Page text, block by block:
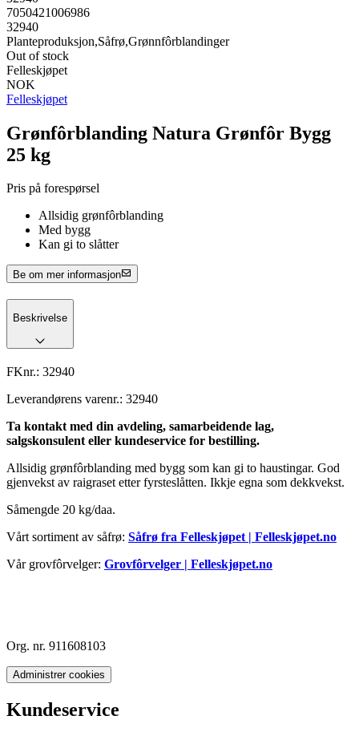
7050421006986
32940
Planteproduksjon,Såfrø,Grønnfôrblandinger
Out of stock
Felleskjøpet
NOK
Felleskjøpet
Grønfôrblanding Natura Grønfôr Bygg
25 kg
Pris på forespørsel
Allsidig grønfôrblanding
Med bygg
Kan gi to slåtter
Be om mer informasjon
Beskrivelse
FKnr.: 32940
Leverandørens varenr.: 32940
Ta kontakt med din avdeling, samarbeidende lag,
salgskonsulent eller kundeservice for bestilling.
Allsidig grønfôrblanding med bygg som kan gi to haustingar. God
gjenvekst av raigraset etter fyrsteslåtten. Ikkje egna som dekkvekst.
Såmengde 20 kg/daa.
Vårt sortiment av såfrø: Såfrø fra Felleskjøpet | Felleskjøpet.no
Vår grovfôrvelger: Grovfôrvelger | Felleskjøpet.no
Org. nr. 911608103
Administrer cookies
Kundeservice